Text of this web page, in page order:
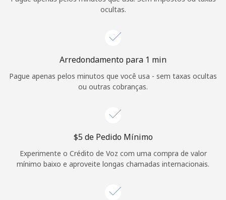
ocultas.
Arredondamento para 1 min
Pague apenas pelos minutos que você usa - sem taxas ocultas
ou outras cobranças.
⁦$5⁩ de Pedido Mínimo
Experimente o Crédito de Voz com uma compra de valor
mínimo baixo e aproveite longas chamadas internacionais.